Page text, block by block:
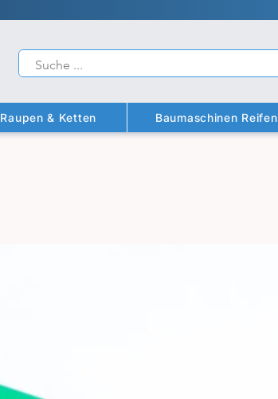
Raupen & Ketten Baumaschinen Reifen